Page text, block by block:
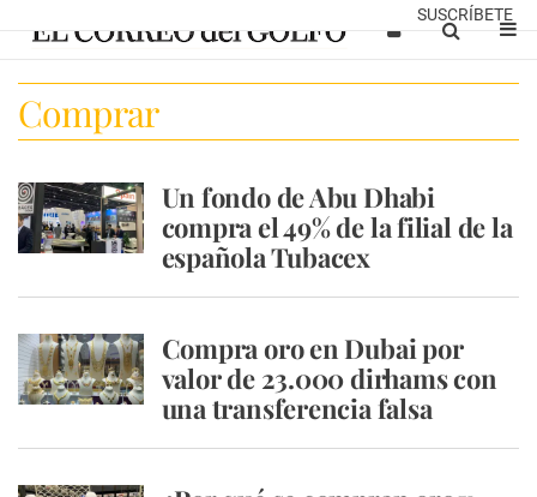
SUSCRÍBETE
Comprar
Un fondo de Abu Dhabi
compra el 49% de la filial de la
española Tubacex
Compra oro en Dubai por
valor de 23.000 dirhams con
una transferencia falsa